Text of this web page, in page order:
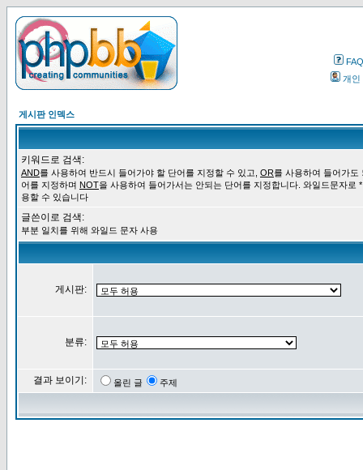
FAQ
개인
게시판 인덱스
키워드로 검색:
AND를 사용하여 반드시 들어가야 할 단어를 지정할 수 있고, OR를 사용하여 들어가도
어를 지정하며 NOT을 사용하여 들어가서는 안되는 단어를 지정합니다. 와일드문자로
용할 수 있습니다
글쓴이로 검색:
부분 일치를 위해 와일드 문자 사용
게시판:
분류:
결과 보이기: 올린 글 주제